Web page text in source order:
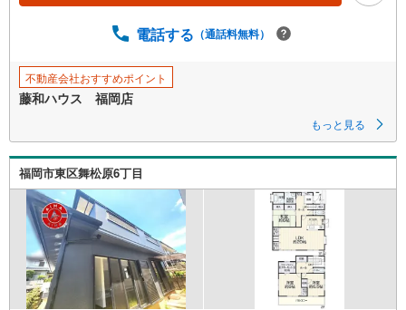
電話する （通話料無料）
不動産会社おすすめポイント
藤和ハウス 福岡店
もっと見る
福岡市東区舞松原6丁目